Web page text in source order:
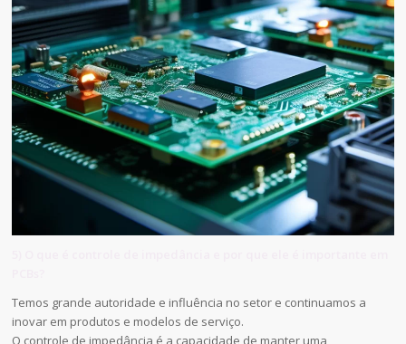
Temos grande autoridade e influência no setor e continuamos a
inovar em produtos e modelos de serviço.
O controle de impedância é a capacidade de manter uma